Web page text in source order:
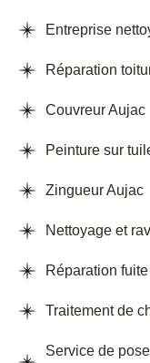
Entreprise
Réparation
Couvreur Aujac
Peinture sur
Zingueur Aujac
Nettoyage et
Réparation
Traitement de
Service de